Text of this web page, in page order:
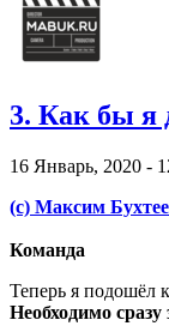
3. Как бы я
16 Январь, 2020 -
(с) Максим
Команда
Теперь я подошёл
Необходимо